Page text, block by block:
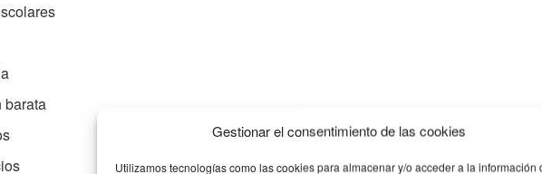
Gestionar el consentimiento de las cookies
Utilizamos tecnologías como las cookies para almacenar y/o acceder a la información
barata